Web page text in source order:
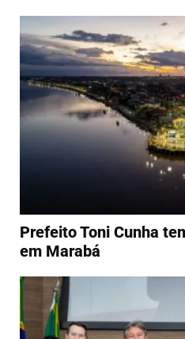
Prefeito Toni Cunha
em Marabá